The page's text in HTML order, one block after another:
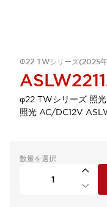
Φ22 TWシリーズ(2025
φ22 TWシリーズ 照
照光 AC/DC12V
数量を選択